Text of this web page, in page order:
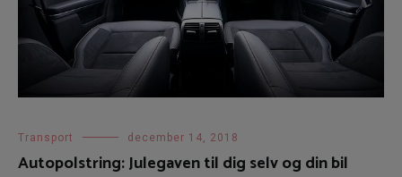
Transport december 14, 2018
Autopolstring: Julegaven til dig selv og din bil